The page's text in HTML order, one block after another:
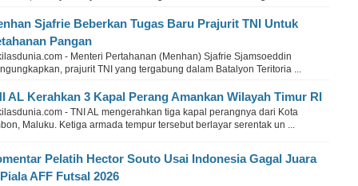
Sjafrie Beberkan Tugas Baru Prajurit TNI Untuk
Pangan
- Menteri Pertahanan (Menhan) Sjafrie Sjamsoeddin
prajurit TNI yang tergabung dalam Batalyon Teritoria ...
AL Kerahkan 3 Kapal Perang Amankan Wilayah Timur RI
- TNI AL mengerahkan tiga kapal perangnya dari Kota
Maluku. Ketiga armada tempur tersebut berlayar serentak un ...
Pelatih Hector Souto Usai Indonesia Gagal Juara
AFF Futsal 2026